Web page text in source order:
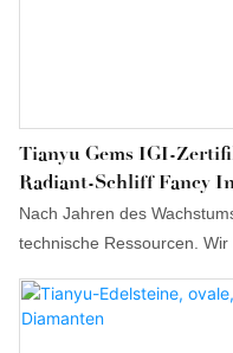
Tianyu Gems IGI-
Radiant-Schliff Fancy
Individuelle Fancy
Nach Jahren des
technische Ressourcen.
verbessert. Im Bereich der
Grown Diamond IGI-